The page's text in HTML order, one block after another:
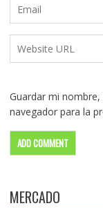
Guardar mi
navegador para la
MERCADO